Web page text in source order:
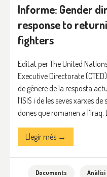
Informe: Gender
response to
fighters
Editat per The United
Executive Directorate
de gènere de la resposta
l’ISIS i de les seves xarxes
dones que romanen a l’Iraq.
Llegir més →
Documents Anàlisi